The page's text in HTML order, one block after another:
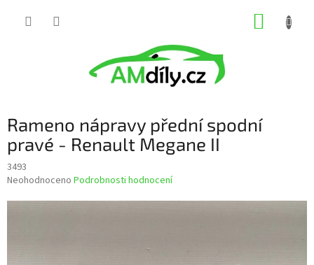
Rameno nápravy přední spodní
pravé - Renault Megane II
3493
Průměrné
Neohodnoceno Podrobnosti hodnocení